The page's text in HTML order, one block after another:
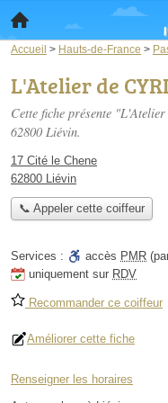
Accueil > Hauts-de-France >
L'Atelier de
Cette fiche présente
62800 Liévin.
17 Cité le Chene
62800 Liévin
📞 Appeler cette coiffeur
Services : accès PMR
uniquement sur RDV
Recommander ce coiffeur
Améliorer cette fiche
Renseigner les horaires